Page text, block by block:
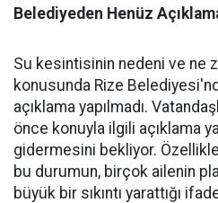
Belediyeden Henüz
Su kesintisinin nedeni ve ne
konusunda Rize
açıklama yapılmadı.
önce konuyla ilgili açıklama
gidermesini bekliyor.
bu durumun, birçok ailenin
büyük bir sıkıntı yarattığı